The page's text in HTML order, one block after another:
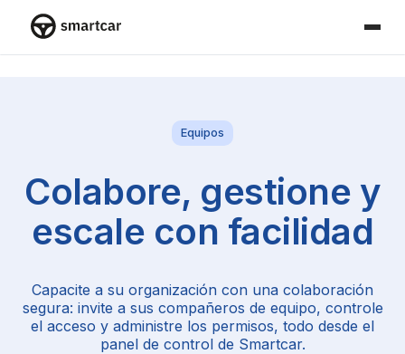
Equipos
Colabore, gestione y
escale con facilidad
Capacite a su organización con una colaboración
segura: invite a sus compañeros de equipo, controle
el acceso y administre los permisos, todo desde el
panel de control de Smartcar.